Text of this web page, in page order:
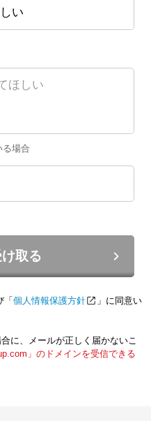
い
場合
取る
「個人情報保護方針
」に同意い
に、メールが正しく届かないこ
」のドメインを受信できる